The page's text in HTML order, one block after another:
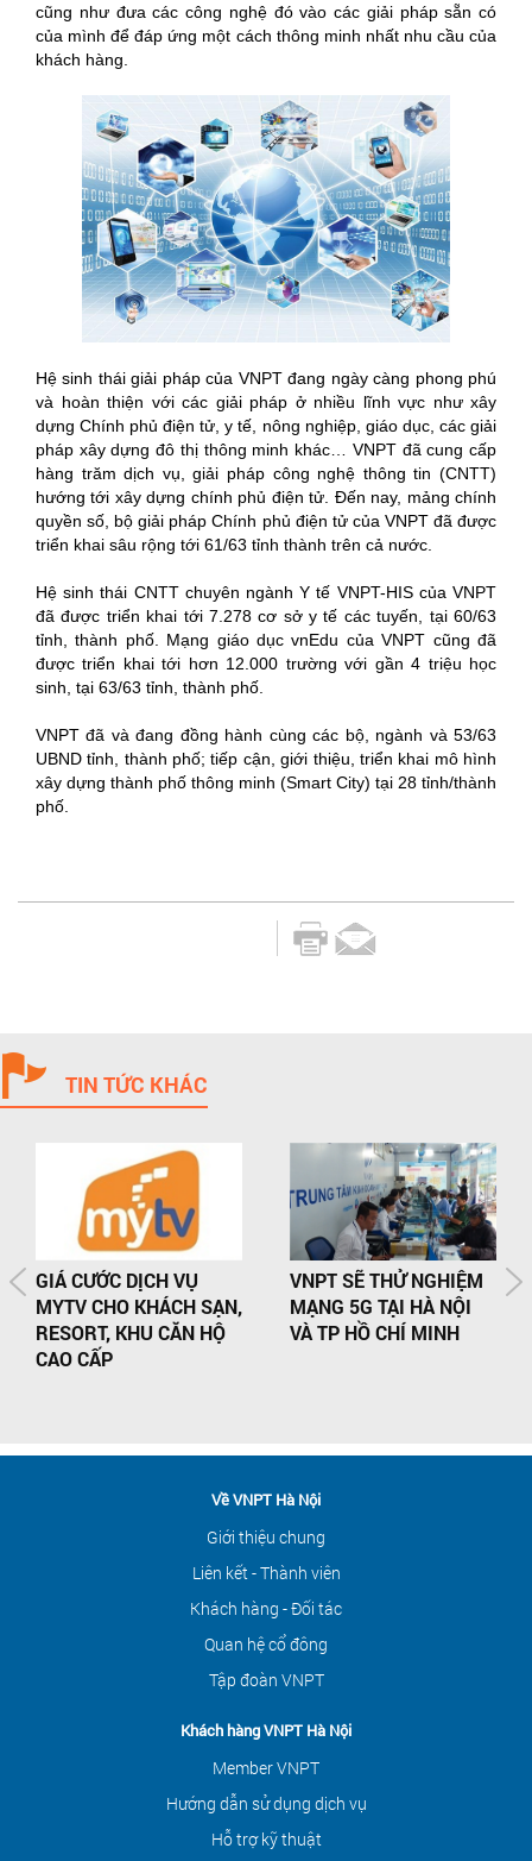
cũng như đưa các công nghệ đó vào các giải pháp sẵn có
của mình để đáp ứng một cách thông minh nhất nhu cầu của
khách hàng.
Hệ sinh thái giải pháp của VNPT đang ngày càng phong phú
và hoàn thiện với các giải pháp ở nhiều lĩnh vực như xây
dựng Chính phủ điện tử, y tế, nông nghiệp, giáo dục, các giải
pháp xây dựng đô thị thông minh khác… VNPT đã cung cấp
hàng trăm dịch vụ, giải pháp công nghệ thông tin (CNTT)
hướng tới xây dựng chính phủ điện tử. Đến nay, mảng chính
quyền số, bộ giải pháp Chính phủ điện tử của VNPT đã được
triển khai sâu rộng tới 61/63 tỉnh thành trên cả nước.
Hệ sinh thái CNTT chuyên ngành Y tế VNPT-HIS của VNPT
đã được triển khai tới 7.278 cơ sở y tế các tuyến, tại 60/63
tỉnh, thành phố. Mạng giáo dục vnEdu của VNPT cũng đã
được triển khai tới hơn 12.000 trường với gần 4 triệu học
sinh, tại 63/63 tỉnh, thành phố.
VNPT đã và đang đồng hành cùng các bộ, ngành và 53/63
UBND tỉnh, thành phố; tiếp cận, giới thiệu, triển khai mô hình
xây dựng thành phố thông minh (Smart City) tại 28 tỉnh/thành
phố.
TIN TỨC KHÁC
GIÁ CƯỚC DỊCH VỤ
MYTV CHO KHÁCH SẠN,
RESORT, KHU CĂN HỘ
CAO CẤP
VNPT SẼ THỬ NGHIỆM
MẠNG 5G TẠI HÀ NỘI
VÀ TP HỒ CHÍ MINH
Về VNPT Hà Nội
Giới thiệu chung
Liên kết - Thành viên
Khách hàng - Đối tác
Quan hệ cổ đông
Tập đoàn VNPT
Khách hàng VNPT Hà Nội
Member VNPT
Hướng dẫn sử dụng dịch vụ
Hỗ trợ kỹ thuật